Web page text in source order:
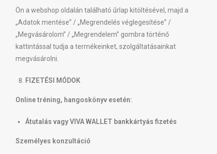
Ön a webshop oldalán található űrlap kitöltésével, majd a
„Adatok mentése” / „Megrendelés véglegesítése” /
„Megvásárolom” / „Megrendelem” gombra történő
kattintással tudja a termékeinket, szolgáltatásainkat
megvásárolni.
FIZETÉSI MÓDOK
Online tréning, hangoskönyv esetén:
Átutalás vagy VIVA WALLET bankkártyás fizetés
Személyes konzultáció